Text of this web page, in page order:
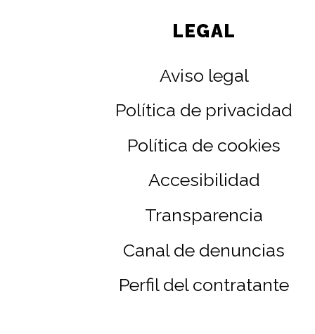
LEGAL
Aviso legal
Política de privacidad
Política de cookies
Accesibilidad
Transparencia
Canal de denuncias
Perfil del contratante